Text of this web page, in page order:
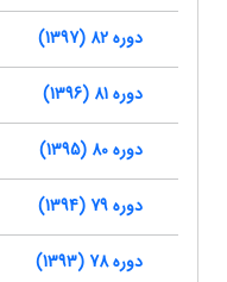
دوره 82 (1397)
دوره 81 (1396)
دوره 80 (1395)
دوره 79 (1394)
دوره 78 (1393)